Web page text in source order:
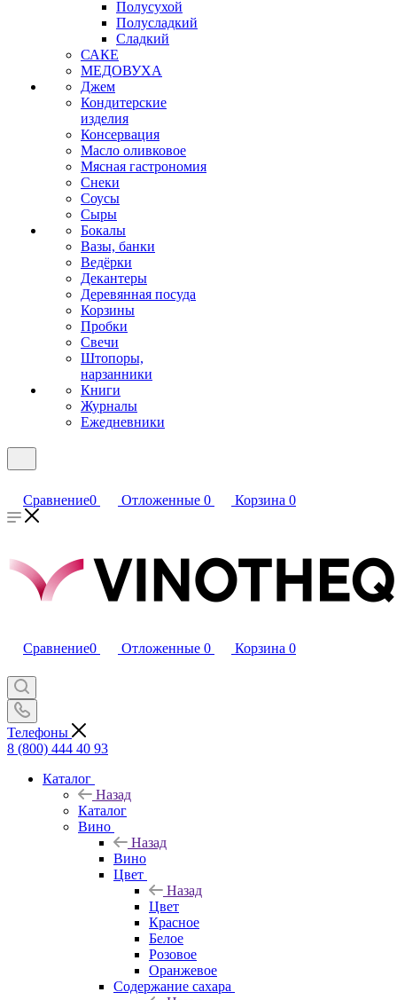
Полусухой
Полусладкий
Сладкий
САКЕ
МЕДОВУХА
Джем
Кондитерские
изделия
Консервация
Масло оливковое
Мясная гастрономия
Снеки
Соусы
Сыры
Бокалы
Вазы, банки
Ведёрки
Декантеры
Деревянная посуда
Корзины
Пробки
Свечи
Штопоры,
нарзанники
Книги
Журналы
Ежедневники
Сравнение0 Отложенные 0 Корзина 0
Сравнение0 Отложенные 0 Корзина 0
Телефоны
8 (800) 444 40 93
Каталог
Назад
Каталог
Вино
Назад
Вино
Цвет
Назад
Цвет
Красное
Белое
Розовое
Оранжевое
Содержание сахара